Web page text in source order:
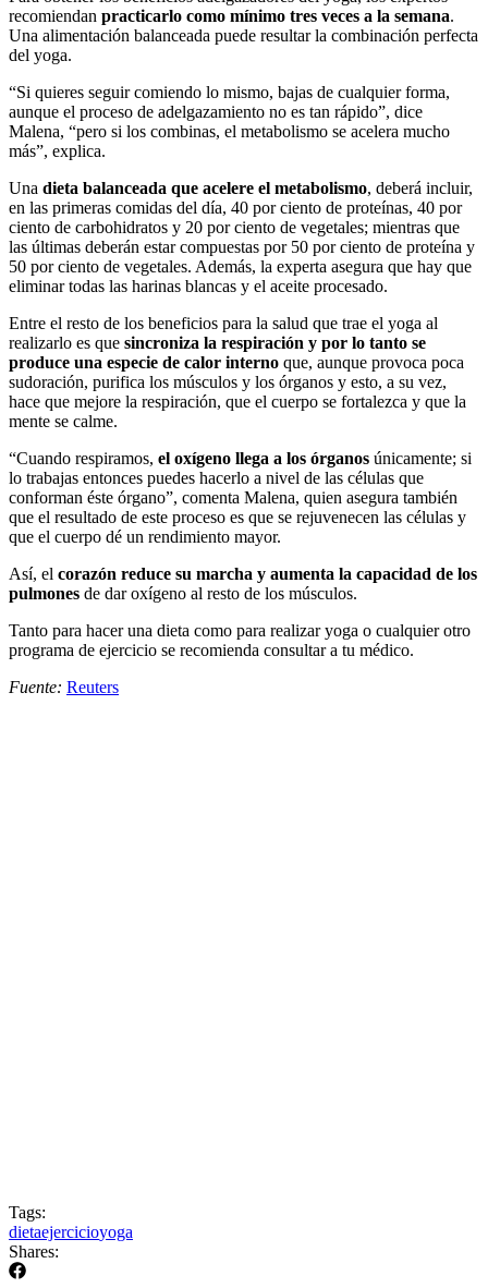
recomiendan practicarlo como mínimo tres veces a la semana.
Una alimentación balanceada puede resultar la combinación perfecta
del yoga.
“Si quieres seguir comiendo lo mismo, bajas de cualquier forma,
aunque el proceso de adelgazamiento no es tan rápido”, dice
Malena, “pero si los combinas, el metabolismo se acelera mucho
más”, explica.
Una dieta balanceada que acelere el metabolismo, deberá incluir,
en las primeras comidas del día, 40 por ciento de proteínas, 40 por
ciento de carbohidratos y 20 por ciento de vegetales; mientras que
las últimas deberán estar compuestas por 50 por ciento de proteína y
50 por ciento de vegetales. Además, la experta asegura que hay que
eliminar todas las harinas blancas y el aceite procesado.
Entre el resto de los beneficios para la salud que trae el yoga al
realizarlo es que sincroniza la respiración y por lo tanto se
produce una especie de calor interno que, aunque provoca poca
sudoración, purifica los músculos y los órganos y esto, a su vez,
hace que mejore la respiración, que el cuerpo se fortalezca y que la
mente se calme.
“Cuando respiramos, el oxígeno llega a los órganos únicamente; si
lo trabajas entonces puedes hacerlo a nivel de las células que
conforman éste órgano”, comenta Malena, quien asegura también
que el resultado de este proceso es que se rejuvenecen las células y
que el cuerpo dé un rendimiento mayor.
Así, el corazón reduce su marcha y aumenta la capacidad de los
pulmones de dar oxígeno al resto de los músculos.
Tanto para hacer una dieta como para realizar yoga o cualquier otro
programa de ejercicio se recomienda consultar a tu médico.
Fuente: Reuters
Tags:
dietaejercicioyoga
Shares: